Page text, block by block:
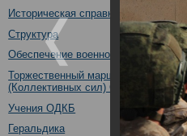
Историческая справка
Структура
Обеспечение военной безопасности
Торжественный марш Войск
(Коллективных сил) ОДКБ
Учения ОДКБ
Геральдика